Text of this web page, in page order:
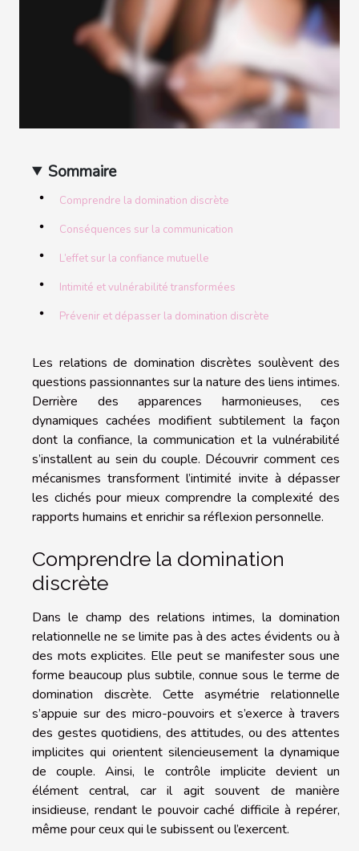
Sommaire
Comprendre la domination discrète
Conséquences sur la communication
L’effet sur la confiance mutuelle
Intimité et vulnérabilité transformées
Prévenir et dépasser la domination discrète
Les relations de domination discrètes soulèvent des
questions passionnantes sur la nature des liens intimes.
Derrière des apparences harmonieuses, ces
dynamiques cachées modifient subtilement la façon
dont la confiance, la communication et la vulnérabilité
s’installent au sein du couple. Découvrir comment ces
mécanismes transforment l’intimité invite à dépasser
les clichés pour mieux comprendre la complexité des
rapports humains et enrichir sa réflexion personnelle.
Comprendre la domination
discrète
Dans le champ des relations intimes, la domination
relationnelle ne se limite pas à des actes évidents ou à
des mots explicites. Elle peut se manifester sous une
forme beaucoup plus subtile, connue sous le terme de
domination discrète. Cette asymétrie relationnelle
s’appuie sur des micro-pouvoirs et s’exerce à travers
des gestes quotidiens, des attitudes, ou des attentes
implicites qui orientent silencieusement la dynamique
de couple. Ainsi, le contrôle implicite devient un
élément central, car il agit souvent de manière
insidieuse, rendant le pouvoir caché difficile à repérer,
même pour ceux qui le subissent ou l’exercent.